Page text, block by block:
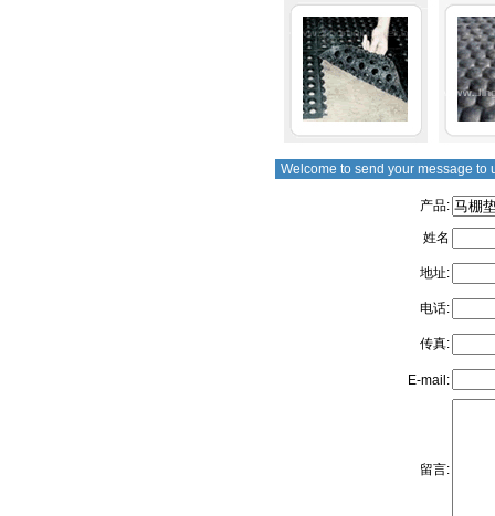
Welcome to send your message to
产品:
姓名
地址:
电话:
传真:
E-mail:
留言: